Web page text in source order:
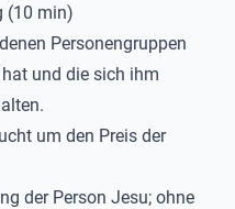
(10 min)
Personengruppen
und die sich ihm
um den Preis der
der Person Jesu; ohne